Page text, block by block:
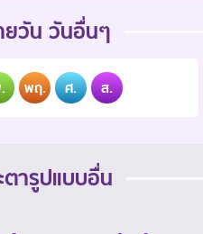
ยวัน วันอื่นๆ
พฤ. ศ. ส.
ตารูปแบบอื่น